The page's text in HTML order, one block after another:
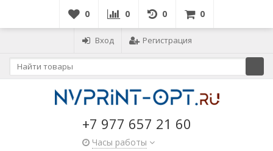
0 0 0 0
Вход Регистрация
+7 977 657 21 60
Часы работы